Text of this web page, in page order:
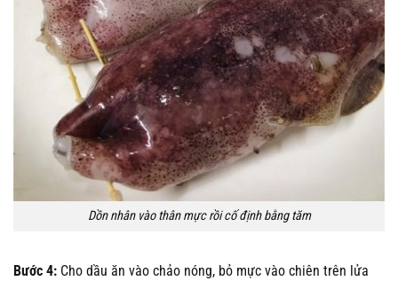
Dồn nhân vào thân mực rồi cố định bằng tăm
Bước 4: Cho dầu ăn vào chảo nóng, bỏ mực vào chiên trên lửa